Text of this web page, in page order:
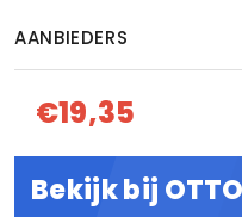
AANBIEDERS
€19,35
Bekijk bij